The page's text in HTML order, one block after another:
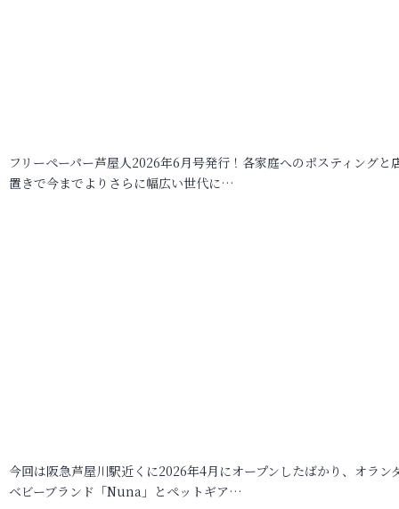
フリーペーパー芦屋人2026年6月号発行！各家庭へのポスティングと
置きで今までよりさらに幅広い世代に…
今回は阪急芦屋川駅近くに2026年4月にオープンしたばかり、オラン
ベビーブランド「Nuna」とペットギア…